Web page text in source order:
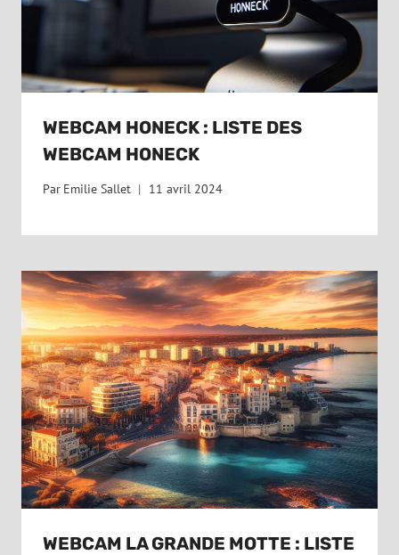
WEBCAM HONECK : LISTE DES
WEBCAM HONECK
Par Emilie Sallet 11 avril 2024
WEBCAM LA GRANDE MOTTE : LISTE